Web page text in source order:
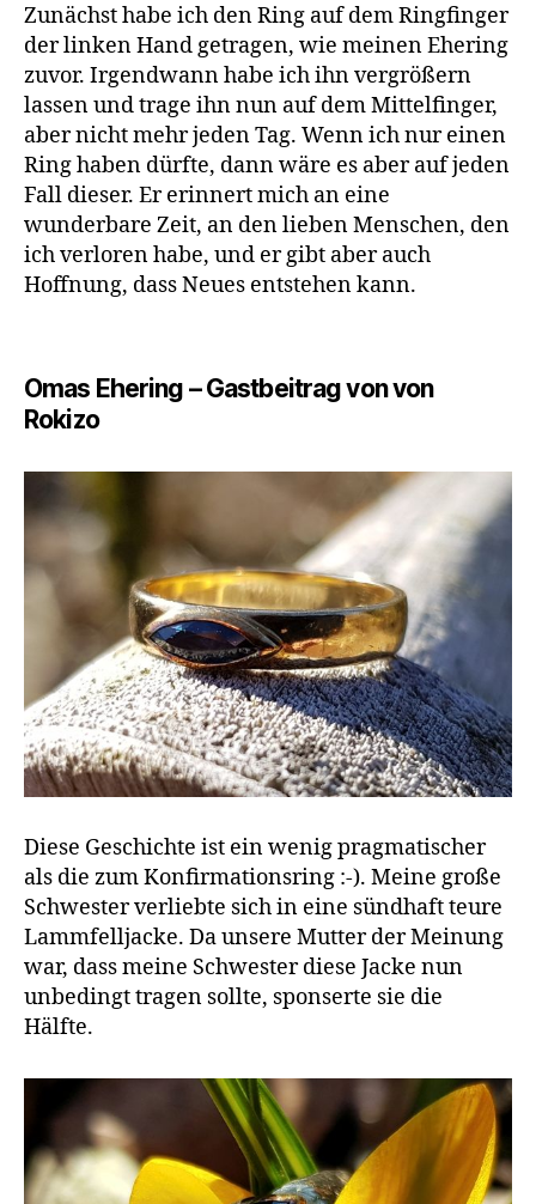
Zunächst habe ich den Ring auf dem Ringfinger
der linken Hand getragen, wie meinen Ehering
zuvor. Irgendwann habe ich ihn vergrößern
lassen und trage ihn nun auf dem Mittelfinger,
aber nicht mehr jeden Tag. Wenn ich nur einen
Ring haben dürfte, dann wäre es aber auf jeden
Fall dieser. Er erinnert mich an eine
wunderbare Zeit, an den lieben Menschen, den
ich verloren habe, und er gibt aber auch
Hoffnung, dass Neues entstehen kann.
Omas Ehering – Gastbeitrag von von
Rokizo
Diese Geschichte ist ein wenig pragmatischer
als die zum Konfirmationsring :-). Meine große
Schwester verliebte sich in eine sündhaft teure
Lammfelljacke. Da unsere Mutter der Meinung
war, dass meine Schwester diese Jacke nun
unbedingt tragen sollte, sponserte sie die
Hälfte.